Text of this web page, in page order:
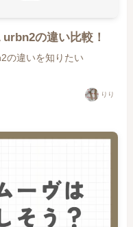
の違い比較！
の違いを知りたい
りり